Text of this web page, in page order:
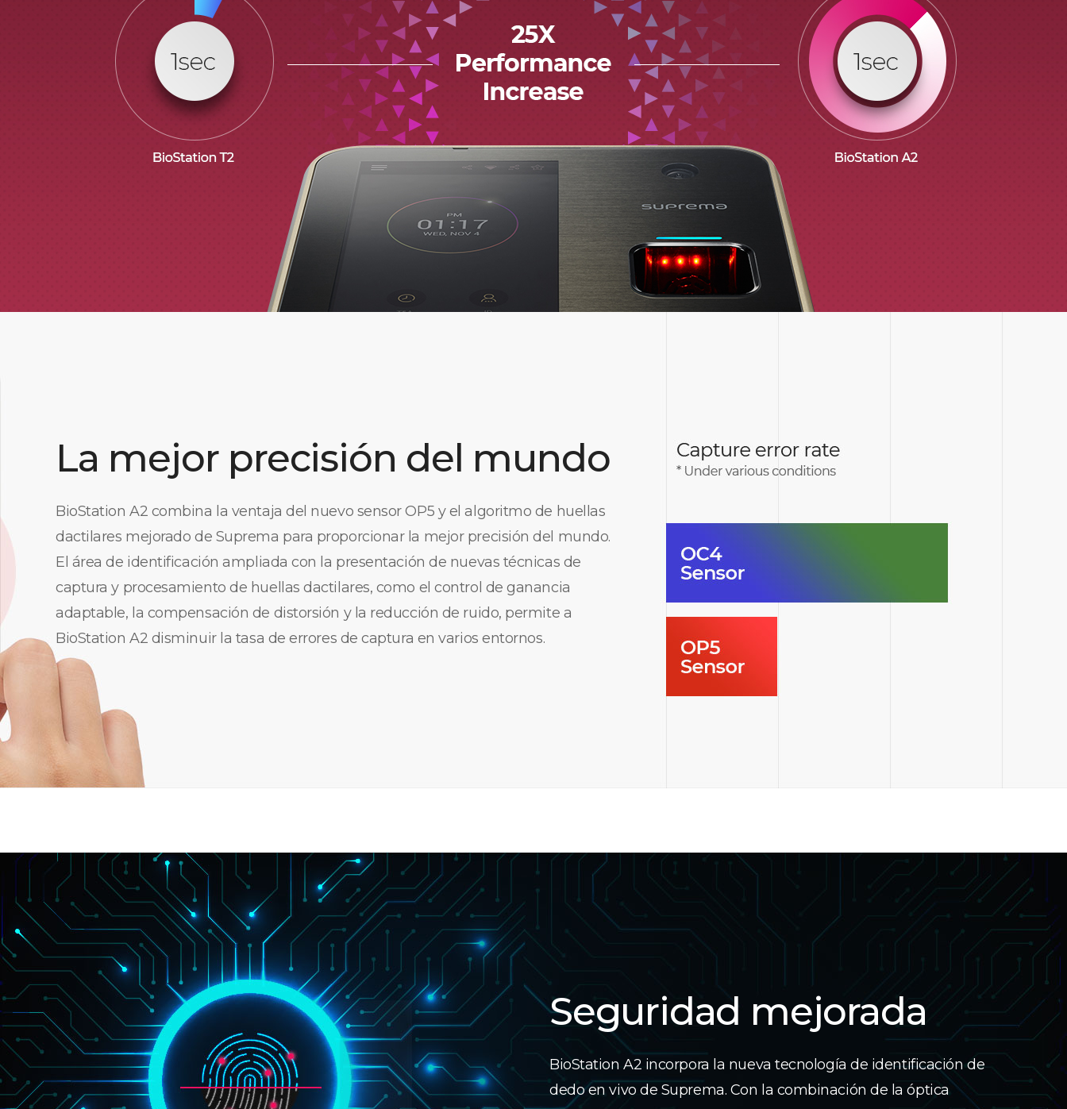
La mejor precisión del mundo
BioStation A2 combina la ventaja del nuevo sensor OP5 y el algoritmo de huellas
dactilares mejorado de Suprema para proporcionar la mejor precisión del mundo.
El área de identificación ampliada con la presentación de nuevas técnicas de
captura y procesamiento de huellas dactilares, como el control de ganancia
adaptable, la compensación de distorsión y la reducción de ruido, permite a
BioStation A2 disminuir la tasa de errores de captura en varios entornos.
Seguridad mejorada
BioStation A2 incorpora la nueva tecnología de identificación de
dedo en vivo de Suprema. Con la combinación de la óptica